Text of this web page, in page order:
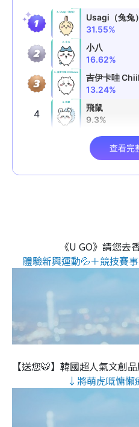
《U GO》請您去
體驗新興運動💦＋競技賽
【送您🐯】韓國超人氣文創
↓將萌虎嘅慵懶